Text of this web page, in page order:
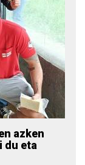
azken
du eta